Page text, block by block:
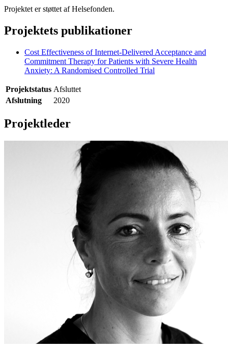
Projektet er støttet af Helsefonden.
Projektets publikationer
Cost Effectiveness of Internet-Delivered Acceptance and
Commitment Therapy for Patients with Severe Health
Anxiety: A Randomised Controlled Trial
Projektstatus Afsluttet
Afslutning
2020
Projektleder